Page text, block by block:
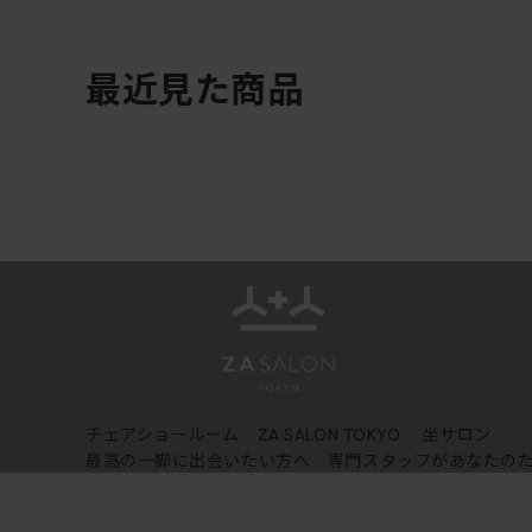
最近見た商品
チェアショールーム ZA SALON TOKYO
坐サロン
最高の一脚に出会いたい方へ 専門スタッフがあなたの